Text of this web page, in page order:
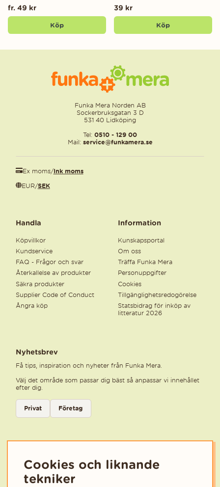
fr. 49 kr
Köp
39 kr
Köp
Funka Mera Norden AB
Sockerbruksgatan 3 D
531 40 Lidköping
Tel: 0510 - 129 00
Mail: service@funkamera.se
Ex moms/Ink moms
EUR/SEK
Handla
Köpvillkor
Kundservice
FAQ - Frågor och svar
Återkallelse av produkter
Säkra produkter
Supplier Code of Conduct
Ångra köp
Information
Kunskapsportal
Om oss
Träffa Funka Mera
Personuppgifter
Cookies
Tillgänglighetsredogörelse
Statsbidrag för inköp av
litteratur 2026
Nyhetsbrev
Få tips, inspiration och nyheter från Funka Mera.
Välj det område som passar dig bäst så anpassar vi innehållet
efter dig.
Välj kategori för nyhetsbrev
Privat
Företag
Cookies och liknande
tekniker